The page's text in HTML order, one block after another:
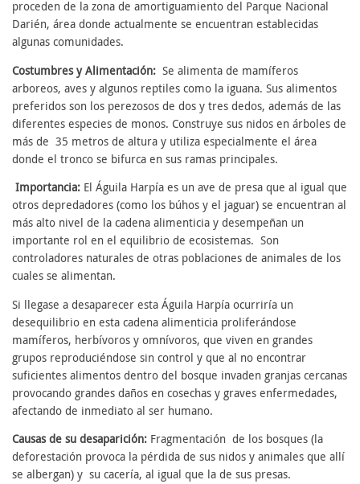
proceden de la zona de amortiguamiento del Parque Nacional
Darién, área donde actualmente se encuentran establecidas
algunas comunidades.
Costumbres y Alimentación: Se alimenta de mamíferos
arboreos, aves y algunos reptiles como la iguana. Sus alimentos
preferidos son los perezosos de dos y tres dedos, además de las
diferentes especies de monos. Construye sus nidos en árboles de
más de 35 metros de altura y utiliza especialmente el área
donde el tronco se bifurca en sus ramas principales.
Importancia: El Águila Harpía es un ave de presa que al igual que
otros depredadores (como los búhos y el jaguar) se encuentran al
más alto nivel de la cadena alimenticia y desempeñan un
importante rol en el equilibrio de ecosistemas. Son
controladores naturales de otras poblaciones de animales de los
cuales se alimentan.
Si llegase a desaparecer esta Águila Harpía ocurriría un
desequilibrio en esta cadena alimenticia proliferándose
mamíferos, herbívoros y omnívoros, que viven en grandes
grupos reproduciéndose sin control y que al no encontrar
suficientes alimentos dentro del bosque invaden granjas cercanas
provocando grandes daños en cosechas y graves enfermedades,
afectando de inmediato al ser humano.
Causas de su desaparición: Fragmentación de los bosques (la
deforestación provoca la pérdida de sus nidos y animales que allí
se albergan) y su cacería, al igual que la de sus presas.